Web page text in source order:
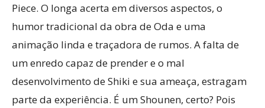
Piece. O longa acerta em diversos aspectos, o
humor tradicional da obra de Oda e uma
animação linda e traçadora de rumos. A falta de
um enredo capaz de prender e o mal
desenvolvimento de Shiki e sua ameaça, estragam
parte da experiência. É um Shounen, certo? Pois